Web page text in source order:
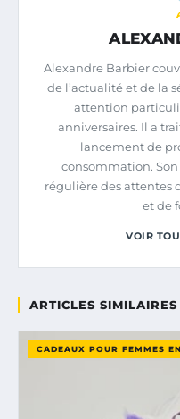
Alexandre Barbier
de l’actualité et de la
attention
anniversaires. Il a
lancement de
consommation.
régulière des attentes
et de
VOIR
ARTICLES SIMILAIRES
CADEAUX POUR FEMMES